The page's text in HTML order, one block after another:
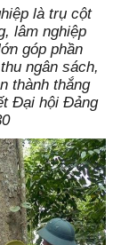
là trụ cột
lâm nghiệp
góp phần
ngân sách,
thành thắng
Đại hội Đảng